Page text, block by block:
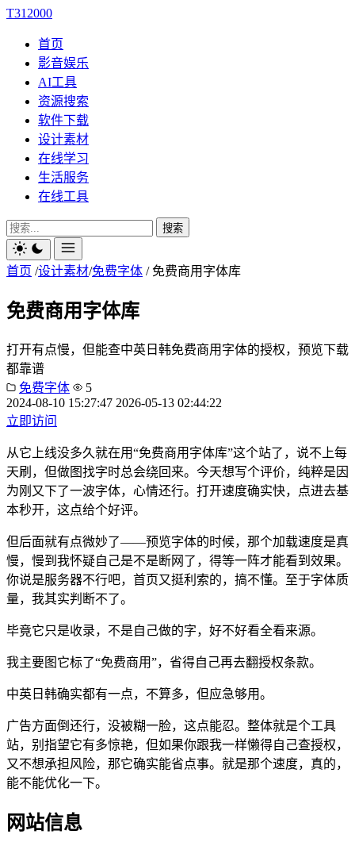
T312000
首页
影音娱乐
AI工具
资源搜索
软件下载
设计素材
在线学习
生活服务
在线工具
搜索
首页 /设计素材/免费字体 / 免费商用字体库
免费商用字体库
打开有点慢，但能查中英日韩免费商用字体的授权，预览下载
都靠谱
免费字体
5
2024-08-10 15:27:47 2026-05-13 02:44:22
立即访问
从它上线没多久就在用“免费商用字体库”这个站了，说不上每
天刷，但做图找字时总会绕回来。今天想写个评价，纯粹是因
为刚又下了一波字体，心情还行。打开速度确实快，点进去基
本秒开，这点给个好评。
但后面就有点微妙了——预览字体的时候，那个加载速度是真
慢，慢到我怀疑自己是不是断网了，得等一阵才能看到效果。
你说是服务器不行吧，首页又挺利索的，搞不懂。至于字体质
量，我其实判断不了。
毕竟它只是收录，不是自己做的字，好不好看全看来源。
我主要图它标了“免费商用”，省得自己再去翻授权条款。
中英日韩确实都有一点，不算多，但应急够用。
广告方面倒还行，没被糊一脸，这点能忍。整体就是个工具
站，别指望它有多惊艳，但如果你跟我一样懒得自己查授权，
又不想承担风险，那它确实能省点事。就是那个速度，真的，
能不能优化一下。
网站信息